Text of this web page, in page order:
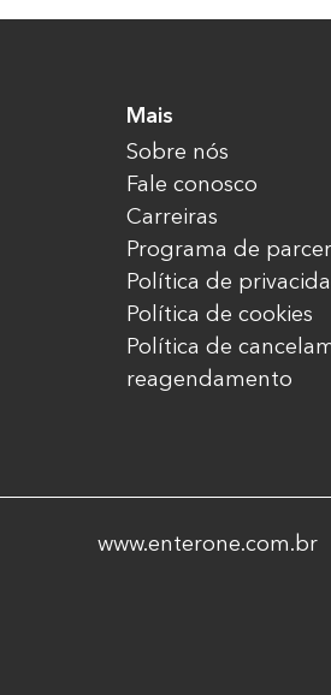
Mais
Sobre nós
Fale conosco
Carreiras
Programa de
Política de
Política de cookies
Política de
reagendamento
www.enterone.com.br